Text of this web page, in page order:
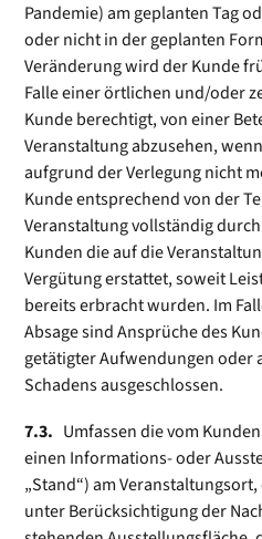
Pandemie) am geplanten Tag
oder nicht in der geplanten
Veränderung wird der Kunde
Falle einer örtlichen und/oder
Kunde berechtigt, von einer
Veranstaltung abzusehen,
aufgrund der Verlegung nicht
Kunde entsprechend von der
Veranstaltung vollständig
Kunden die auf die
Vergütung erstattet, soweit
bereits erbracht wurden. Im
Absage sind Ansprüche des
getätigter Aufwendungen oder
Schadens ausgeschlossen.
7.3. Umfassen die vom
einen Informations- oder
„Stand“) am
unter Berücksichtigung der